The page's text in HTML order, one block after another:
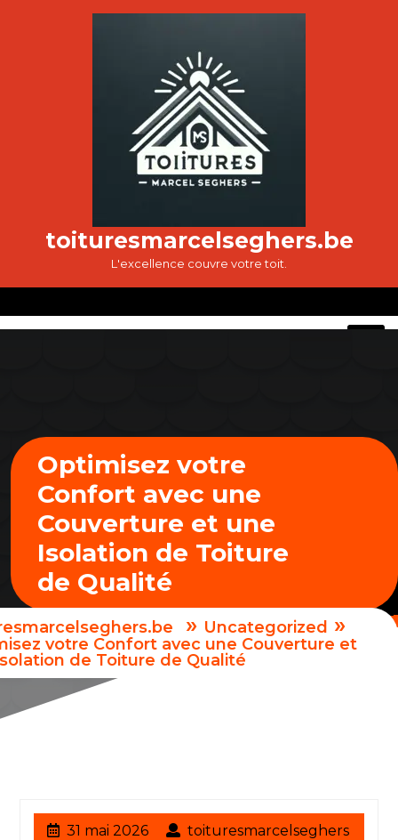
toituresmarcelseghers.be
L'excellence couvre votre toit.
Optimisez votre
Confort avec une
Couverture et une
Isolation de Toiture
de Qualité
» Uncategorized »
votre Confort avec une Couverture et
de Toiture de Qualité
31 mai 202631
toituresmarcelseghers